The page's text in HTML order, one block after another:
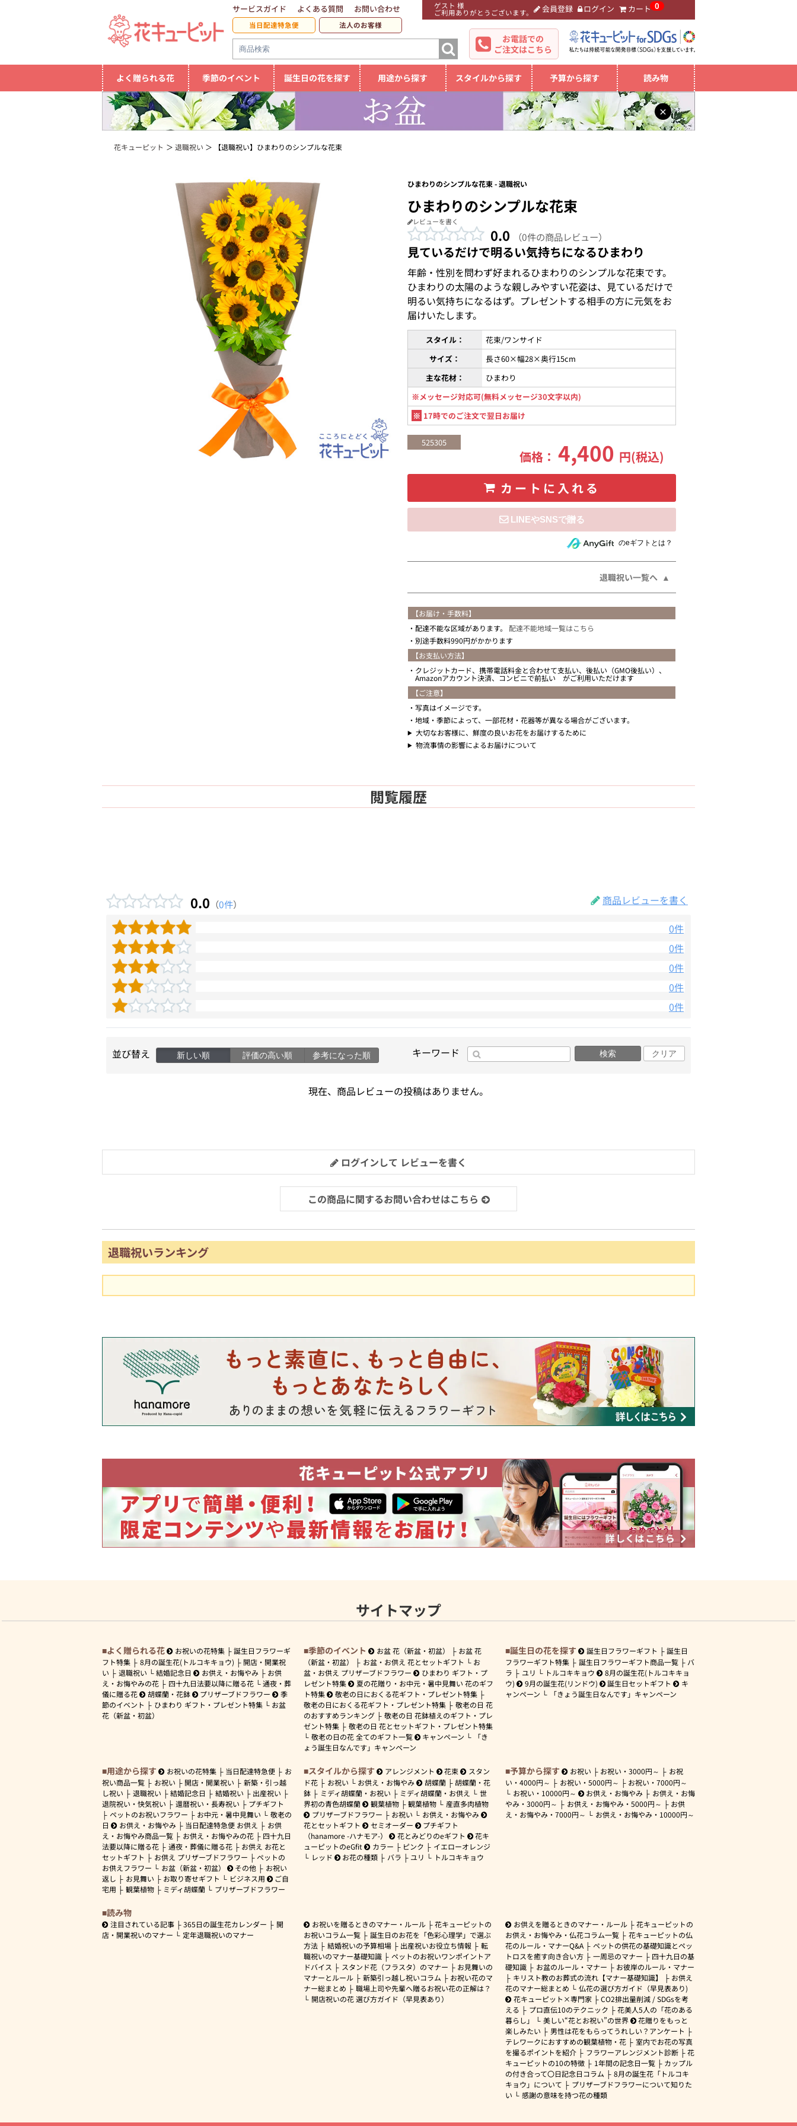
ゲスト 様
ご利用ありがとうございます。 会員登録 ログイン カート 0
サービスガイド よくある質問 お問い合わせ
当日配達特急便 法人のお客様
お電話での
ご注文はこちら
よく贈られる花 季節のイベント 誕生日の花を探す 用途から探す スタイルから探す 予算から探す 読み物
×
花キューピット 退職祝い 【退職祝い】ひまわりのシンプルな花束
ひまわりのシンプルな花束 - 退職祝い
ひまわりのシンプルな花束
レビューを書く
0.0 （0件の商品レビュー）
見ているだけで明るい気持ちになるひまわり
年齢・性別を問わず好まれるひまわりのシンプルな花束です。
ひまわりの太陽のような親しみやすい花姿は、見ているだけで
明るい気持ちになるはず。プレゼントする相手の方に元気をお
届けいたします。
スタイル：
花束/ワンサイド
サイズ：
長さ60×幅28×奥行15cm
主な花材：
ひまわり
※メッセージ対応可(無料メッセージ30文字以内)
※ 17時でのご注文で翌日お届け
525305
価格：4,400 円(税込)
カートに入れる
住所を知らない相手にeギフトで贈るのeギフトとは？
退職祝い一覧へ
【お届け・手数料】
配達不能な区域があります。 配達不能地域一覧はこちら
別途手数料990円がかかります
【お支払い方法】
クレジットカード、携帯電話料金と合わせて支払い、後払い（GMO後払い）、
Amazonアカウント決済、コンビニで前払い がご利用いただけます
【ご注意】
写真はイメージです。
地域・季節によって、一部花材・花器等が異なる場合がございます。
大切なお客様に、鮮度の良いお花をお届けするために
物流事情の影響によるお届けについて
閲覧履歴
0.0 （0件）
商品レビューを書く
0件
0件
0件
0件
0件
並び替え 新しい順 評価の高い順 参考になった順 キーワード 検索 クリア
現在、商品レビューの投稿はありません。
ログインして レビューを書く
この商品に関するお問い合わせはこちら
退職祝いランキング
サイトマップ
よく贈られる花 お祝いの花特集
誕生日フラワーギ
フト特集
8月の誕生花(トルコキキョウ)
開店・開業祝
い
退職祝い 結婚記念日 お供え・お悔やみ
お供
え・お悔やみの花
四十九日法要以降に贈る花
通夜・葬
儀に贈る花
胡蝶蘭・花鉢 プリザーブドフラワー
季
節のイベント
ひまわり ギフト・プレゼント特集
お盆
花（新盆・初盆）
季節のイベント お盆 花（新盆・初盆）
お盆 花
（新盆・初盆）
お盆・お供え 花とセットギフト
お
盆・お供え プリザーブドフラワー
ひまわり ギフト・プ
レゼント特集
夏の花贈り・お中元・暑中見舞い 花のギフ
ト特集
敬老の日におくる花ギフト・プレゼント特集
敬老の日におくる花ギフト・プレゼント特集
敬老の日 花
のおすすめランキング
敬老の日 花鉢植えのギフト・プレ
ゼント特集
敬老の日 花とセットギフト・プレゼント特集
敬老の日の花 全てのギフト一覧
キャンペーン
「き
ょう誕生日なんです」キャンペーン
誕生日の花を探す 誕生日フラワーギフト
誕生日
フラワーギフト特集
誕生日フラワーギフト商品一覧
バ
ラ
ユリ トルコキキョウ
8月の誕生花(トルコキキョ
ウ)
9月の誕生花(リンドウ) 誕生日セットギフト
キ
ャンペーン
「きょう誕生日なんです」キャンペーン
用途から探す お祝いの花特集 当日配達特急便
お
祝い商品一覧
お祝い 開店・開業祝い
新築・引っ越
し祝い
退職祝い 結婚記念日 結婚祝い
出産祝い
退院祝い・快気祝い
還暦祝い・長寿祝い
プチギフト
ペットのお祝いフラワー
お中元・暑中見舞い
敬老の
日
お供え・お悔やみ 当日配達特急便 お供え
お供
え・お悔やみ商品一覧
お供え・お悔やみの花
四十九日
法要以降に贈る花
通夜・葬儀に贈る花
お供え お花と
セットギフト
お供え プリザーブドフラワー
ペットの
お供えフラワー
お盆（新盆・初盆） その他
お祝い
返し
お見舞い お取り寄せギフト ビジネス用
ご自
宅用
観葉植物 ミディ胡蝶蘭 プリザーブドフラワー
スタイルから探す アレンジメント 花束
スタン
ド花
お祝い お供え・お悔やみ 胡蝶蘭
胡蝶蘭・花
鉢
ミディ胡蝶蘭・お祝い ミディ胡蝶蘭・お供え
世
界初の青色胡蝶蘭
観葉植物 観葉植物
産直多肉植物
プリザーブドフラワー
お祝い
お供え・お悔やみ
花とセットギフト
セミオーダー
プチギフト
（hanamore -ハナモア-）
花とみどりのeギフト
花キ
ューピットのeGfit
カラー ピンク
イエローオレンジ
レッド
お花の種類 バラ ユリ トルコキキョウ
予算から探す お祝い お祝い・3000円～
お祝
い・ 4000円～ お祝い・ 5000円～ お祝い・7000円～
お祝い・ 10000円～ お供え・お悔やみ
お供え・お悔
やみ・ 3000円～ お供え・お悔やみ・ 5000円～
お供
え・お悔やみ・ 7000円～ お供え・お悔やみ・ 10000円～
読み物
注目されている記事 365日の誕生花カレンダー
開
店・開業祝いのマナー
定年退職祝いのマナー
お祝いを贈るときのマナー・ルール
花キューピットの
お祝いコラム一覧
誕生日のお花を「色彩心理学」で選ぶ
方法
結婚祝いの予算相場 出産祝いお役立ち情報
転
職祝いのマナー基礎知識
ペットのお祝いワンポイントア
ドバイス
スタンド花（フラスタ）のマナー
お見舞いの
マナーとルール
新築引っ越し祝いコラム
お祝い花のマ
ナー総まとめ
職場上司や先輩へ贈るお祝い花の正解は？
開店祝いの花 選び方ガイド（早見表あり）
お供えを贈るときのマナー・ルール
花キューピットの
お供え・お悔やみ・仏花コラム一覧
花キューピットの仏
花のルール・マナーQ&A
ペットの供花の基礎知識とペッ
トロスを癒す向き合い方
一周忌のマナー
四十九日の基
礎知識
お盆のルール・マナー
お彼岸のルール・マナー
キリスト教のお葬式の流れ【マナー基礎知識】
お供え
花のマナー総まとめ
仏花の選び方ガイド（早見表あり)
花キューピット×専門家
CO2排出量削減 / SDGsを考
える
プロ直伝10のテクニック
花美人5人の「花のある
暮らし」
美しい“花とお祝い”の世界
花贈りをもっと
楽しみたい
男性は花をもらってうれしい？アンケート
テレワークにおすすめの観葉植物・花
室内でお花の写真
を撮るポイントを紹介
フラワーアレンジメント診断
花
キューピットの10の特徴
1年間の記念日一覧
カップル
の付き合って〇日記念日コラム
8月の誕生花「トルコキ
キョウ」について
プリザーブドフラワーについて知りた
い
感謝の意味を持つ花の種類